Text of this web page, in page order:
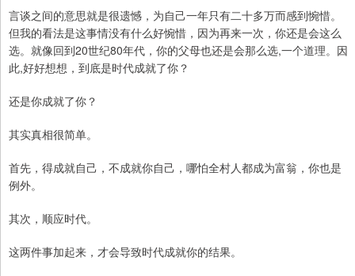
言谈之间的意思就是很遗憾，为自己一年只有二十多万而感到惋惜。
但我的看法是这事情没有什么好惋惜，因为再来一次，你还是会这么
选。就像回到20世纪80年代，你的父母也还是会那么选,一个道理。因
此,好好想想，到底是时代成就了你？
还是你成就了你？
其实真相很简单。
首先，得成就自己，不成就你自己，哪怕全村人都成为富翁，你也是
例外。
其次，顺应时代。
这两件事加起来，才会导致时代成就你的结果。